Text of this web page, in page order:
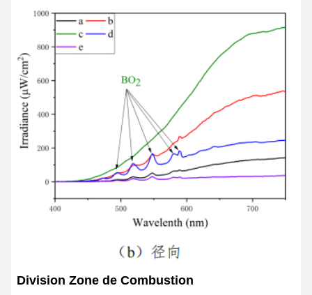
Division Zone de Combustion